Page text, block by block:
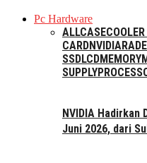
Pc Hardware
ALLCASECOOLER
CARDNVIDIA
SSDLCDMEMORY
SUPPLY
NVIDIA Hadirkan
Juni 2026, dari